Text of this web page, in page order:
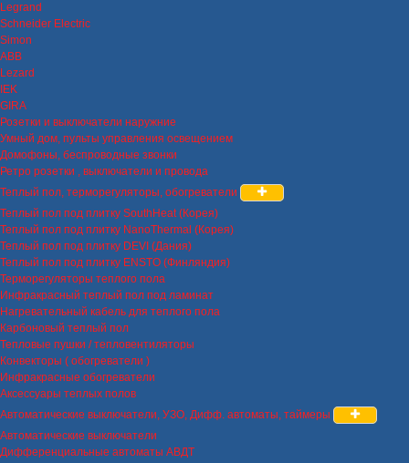
Legrand
Schneider Electric
Simon
ABB
Lezard
IEK
GIRA
Розетки и выключатели наружние
Умный дом, пульты управления освещением
Домофоны, беспроводные звонки
Ретро розетки , выключатели и провода
Теплый пол, терморегуляторы, обогреватели
Теплый пол под плитку SouthHeat (Корея)
Теплый пол под плитку NanoThermal (Корея)
Теплый пол под плитку DEVI (Дания)
Теплый пол под плитку ENSTO (Финляндия)
Терморегуляторы теплого пола
Инфракрасный теплый пол под ламинат
Нагревательный кабель для теплого пола
Карбоновый теплый пол
Тепловые пушки / тепловентиляторы
Конвекторы ( обогреватели )
Инфракрасные обогреватели
Аксессуары теплых полов
Автоматические выключатели, УЗО, Дифф. автоматы, таймеры
Автоматические выключатели
Дифференциальные автоматы АВДТ